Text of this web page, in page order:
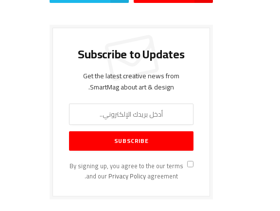
Subscribe to Updates
Get the latest creative news from
SmartMag about art & design.
By signing up, you agree to the our terms
and ourPrivacy Policyagreement.